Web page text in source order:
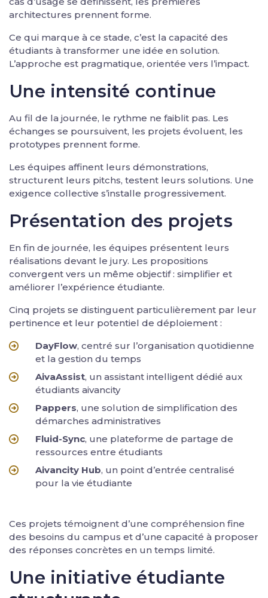
architectures prennent forme.
Ce qui marque à ce stade, c’est la capacité des
étudiants à transformer une idée en solution.
L’approche est pragmatique, orientée vers l’impact.
Une intensité continue
Au fil de la journée, le rythme ne faiblit pas. Les
échanges se poursuivent, les projets évoluent, les
prototypes prennent forme.
Les équipes affinent leurs démonstrations,
structurent leurs pitchs, testent leurs solutions. Une
exigence collective s’installe progressivement.
Présentation des projets
En fin de journée, les équipes présentent leurs
réalisations devant le jury. Les propositions
convergent vers un même objectif : simplifier et
améliorer l’expérience étudiante.
Cinq projets se distinguent particulièrement par leur
pertinence et leur potentiel de déploiement :
DayFlow, centré sur l’organisation quotidienne
et la gestion du temps
AivaAssist, un assistant intelligent dédié aux
étudiants aivancity
Pappers, une solution de simplification des
démarches administratives
Fluid-Sync, une plateforme de partage de
ressources entre étudiants
Aivancity Hub, un point d’entrée centralisé
pour la vie étudiante
Ces projets témoignent d’une compréhension fine
des besoins du campus et d’une capacité à proposer
des réponses concrètes en un temps limité.
Une initiative étudiante